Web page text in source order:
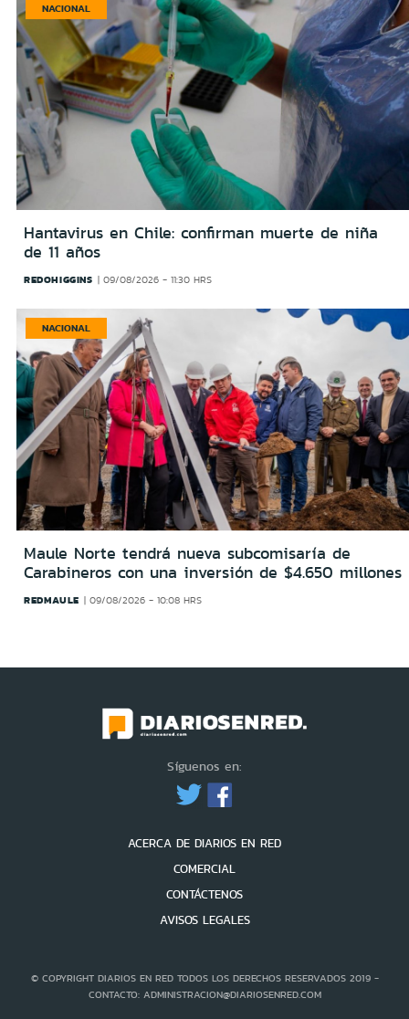
NACIONAL
Hantavirus en Chile: confirman muerte de niña
de 11 años
REDOHIGGINS 09/08/2026 - 11:30 HRS
NACIONAL
Maule Norte tendrá nueva subcomisaría de
Carabineros con una inversión de $4.650 millones
REDMAULE 09/08/2026 - 10:08 HRS
Síguenos en:
ACERCA DE DIARIOS EN RED
COMERCIAL
CONTÁCTENOS
AVISOS LEGALES
© COPYRIGHT DIARIOS EN RED TODOS LOS DERECHOS RESERVADOS 2019 -
CONTACTO: ADMINISTRACION@DIARIOSENRED.COM